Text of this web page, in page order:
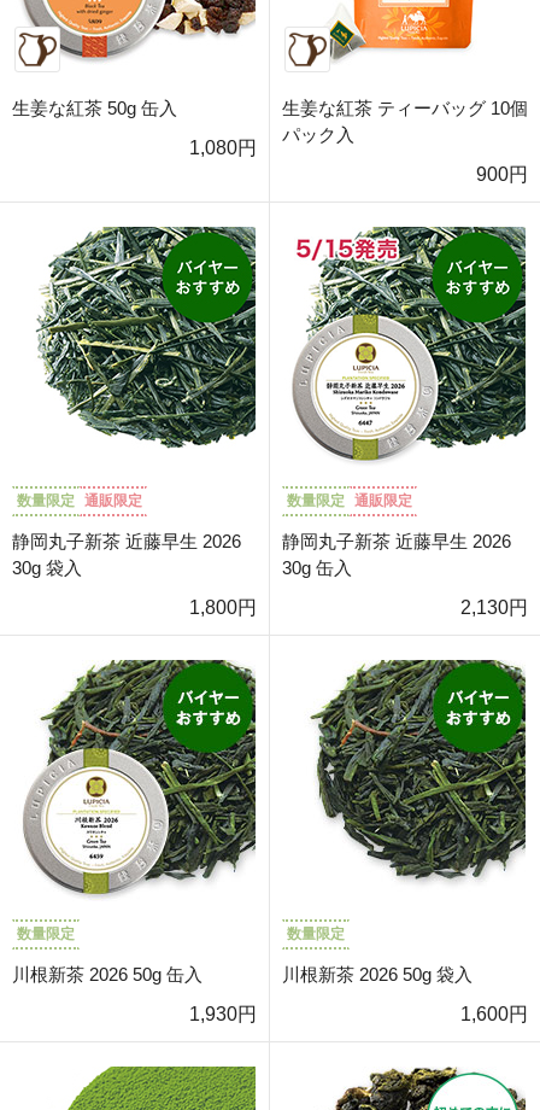
生姜な紅茶 50g 缶入
1,080円
生姜な紅茶 ティーバッグ 10個
パック入
900円
数量限定 通販限定
静岡丸子新茶 近藤早生 2026
30g 袋入
1,800円
数量限定 通販限定
静岡丸子新茶 近藤早生 2026
30g 缶入
2,130円
数量限定
川根新茶 2026 50g 缶入
1,930円
数量限定
川根新茶 2026 50g 袋入
1,600円